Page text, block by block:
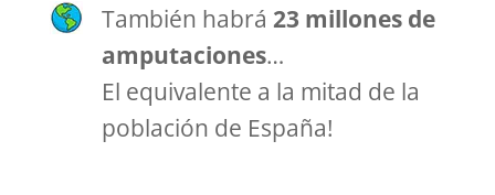
También habrá 23 millones de
amputaciones…
El equivalente a la mitad de la
población de España!